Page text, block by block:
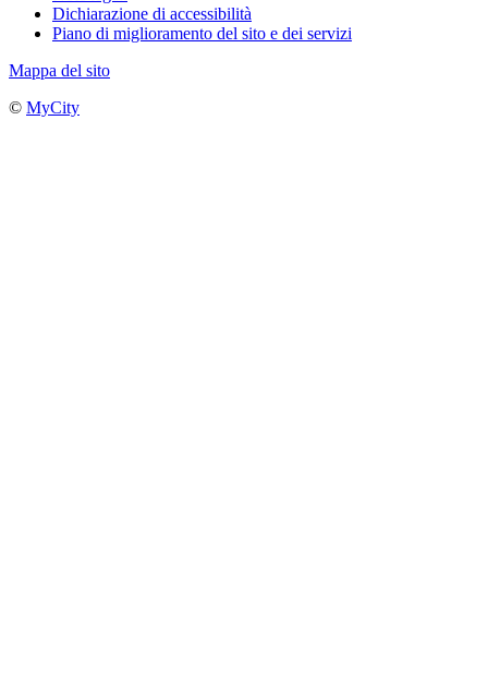
Dichiarazione di accessibilità
Piano di miglioramento del sito e dei servizi
Mappa del sito
© MyCity